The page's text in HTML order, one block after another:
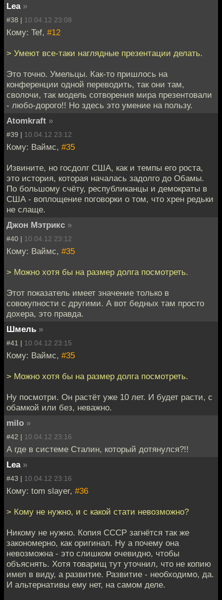
Lea »
#38 | 10.04.12 23:08
Кому: Tef, #12
> Умеют все-таки наглядные презентации делать.
Это точно. Умельцы. Как-то пришлось на
конференции одной переводить, так они там,
сволочи, так модель сотворения мира презентовали
- любо-дорого!! Но здесь это умение на пользу.
Atomkraft »
#39 | 10.04.12 23:12
Кому: Ваймс, #35
Извините, но госдолг США, как и темпы его роста,
это история, которая началась задолго до Обамы.
По большому счёту, республиканцы и демократы в
США - воплощение поговорки о том, что хрен редьки
не слаще.
Джон Мэтрикс »
#40 | 10.04.12 23:12
Кому: Ваймс, #35
> Можно хотя бы на размер долга посмотреть.
Этот показатель имеет значение только в
совокупности с другими. А вот бедных там просто
дохера, это правда.
Шмель »
#41 | 10.04.12 23:15
Кому: Ваймс, #35
> Можно хотя бы на размер долга посмотреть.
Ну посмотри. Он растёт уже 10 лет. И будет расти, с
обамкой или без, неважно.
milo »
#42 | 10.04.12 23:16
А где в системе Сталин, который дотянулся?!!
Lea »
#43 | 10.04.12 23:16
Кому: tom slayer, #36
> Кому не нужно, и с какой стати невозможно?
Никому не нужно. Копия СССР загнётся так же
закономерно, как оригинал. Ну а почему она
невозможна - это слишком очевидно, чтобы
объяснять. Хотя товарищ тут уточнил, что не копию
имел в виду, а развитие. Развитие - необходимо, да.
И альтернативы ему нет, на самом деле.